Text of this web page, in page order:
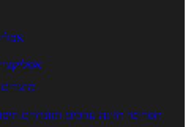
תפריטי תזונה ערכים תזונתיים